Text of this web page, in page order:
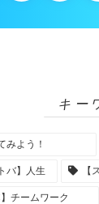
キー
みよう！
バ】人生 【
】チームワーク